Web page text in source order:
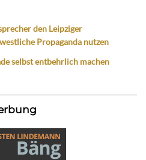
den Leipziger
Propaganda nutzen
selbst entbehrlich machen